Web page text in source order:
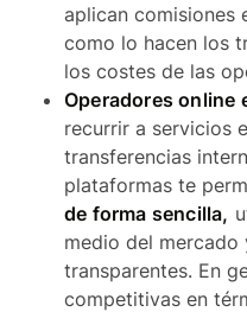
aplican comisiones
como lo hacen los
los costes de las
Operadores online
recurrir a servicios
transferencias
plataformas te
de forma sencilla,
medio del mercado
transparentes. En
competitivas en